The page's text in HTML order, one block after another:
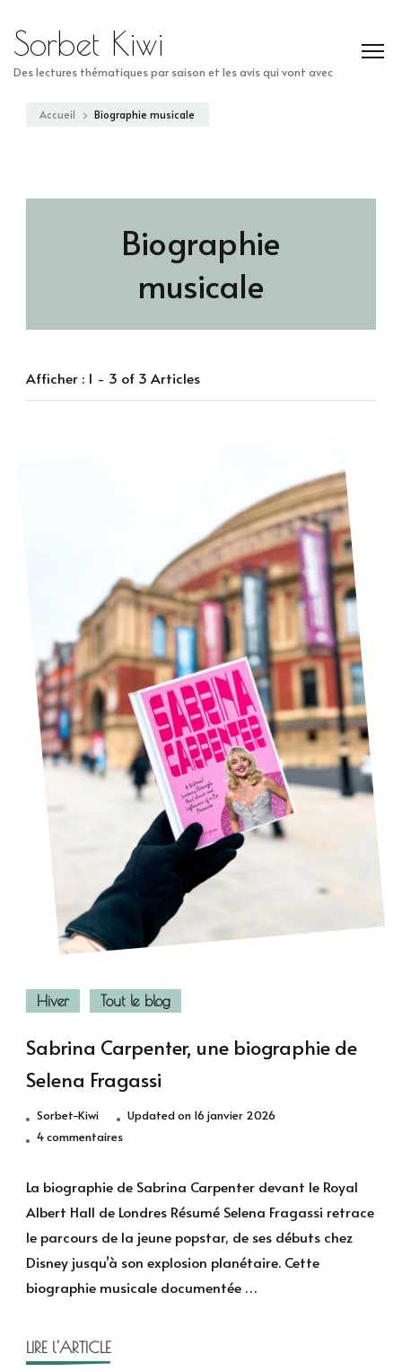
Sorbet Kiwi
Des lectures thématiques par saison et les avis qui vont avec
Accueil Biographie musicale
Biographie
musicale
Afficher : 1 - 3 of 3 Articles
Hiver Tout le blog
Sabrina Carpenter, une biographie de
Selena Fragassi
Sorbet-Kiwi Updated on 16 janvier 2026
4 commentairessur
Carpenter,
biographie
de
Selena
Fragassi
La biographie de Sabrina Carpenter devant le Royal
Albert Hall de Londres Résumé Selena Fragassi retrace
le parcours de la jeune popstar, de ses débuts chez
Disney jusqu’à son explosion planétaire. Cette
biographie musicale documentée …
LIRE l'ARTICLE